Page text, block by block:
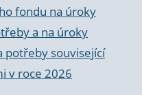
fondu na úroky
a na úroky
potřeby související
v roce 2026